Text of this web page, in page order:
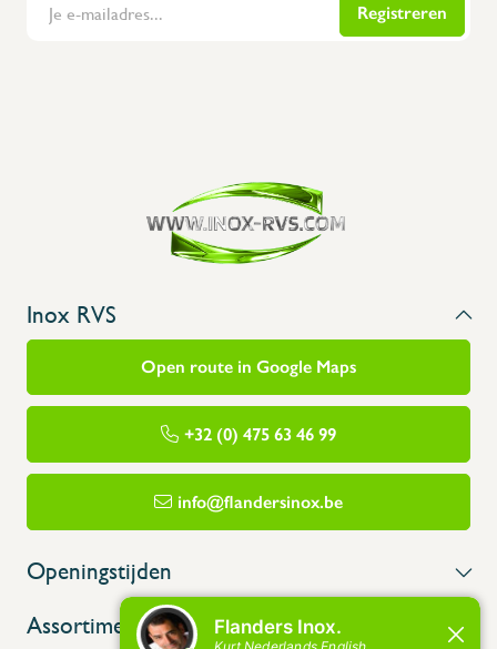
Registreren
Inox RVS
Open route in Google Maps
+32 (0) 475 63 46 99
info@flandersinox.be
Openingstijden
Assortiment